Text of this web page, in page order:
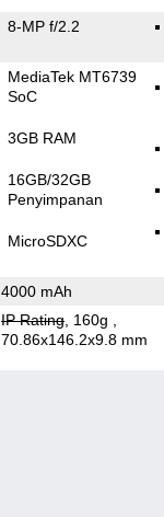
8-MP f/2.2
MediaTek MT6739
SoC
3GB RAM
16GB/32GB
Penyimpanan
MicroSDXC
4000 mAh
IP Rating, 160g
70.86x146.2x9.8 mm